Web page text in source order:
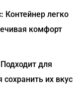
Контейнер легко
комфорт
Подходит для
их вкус